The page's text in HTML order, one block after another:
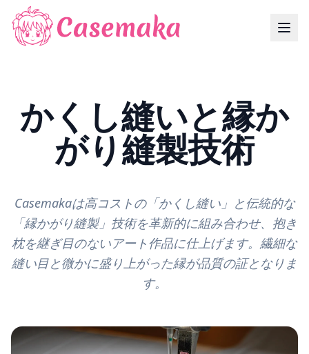
かくし縫いと縁か
がり縫製技術
Casemakaは高コストの「かくし縫い」と伝統的な
「縁かがり縫製」技術を革新的に組み合わせ、抱き
枕を継ぎ目のないアート作品に仕上げます。繊細な
縫い目と微かに盛り上がった縁が品質の証となりま
す。